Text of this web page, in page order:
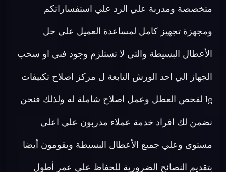
متخصصة ومدربة علي الرد علي استفساراتكم
ومجهزة تجهيز كامل لمساعدة العميل علي حل
الأعطال البسيطة والتي لا تستلزم وجود فني او سحب
الجهاز الي احد الورش التابعة ل مركز اصلاح تكييفات
lg لفحص العطل وعمل اصلاح شاملة له ولذلك فنحن
نضمن لك افراد خدمة عملاء مدربون علي اعلي
مستوى وعلي جميع الأعطال البسيطة ويقومون أيضا
بتقديم النصائح الضرورية للحفاظ علي عمر أطول